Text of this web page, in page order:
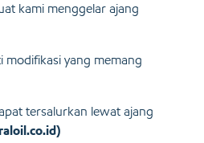
kami menggelar ajang
yang memang
tersalurkan lewat ajang